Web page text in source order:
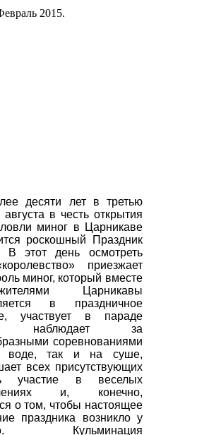
2015.
десяти лет в третью
августа в честь открытия
миног в Царникаве
роскошный Праздник
В этот день осмотреть
приезжает
миног, который вместе
Царникавы
в праздничное
участвует в параде
наблюдает за
соревнованиями
воде, так и на суше,
всех присутствующих
участие в веселых
и, конечно,
о том, чтобы настоящее
праздника возникло у
Кульминация